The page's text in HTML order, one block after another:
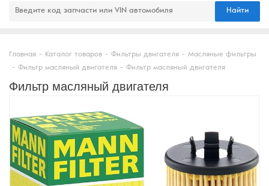
Найти
Главная - Каталог товаров - Фильтры двигателя - Масляные фильтры
- Фильтр масляный двигателя - Фильтр масляный двигателя
Фильтр масляный двигателя